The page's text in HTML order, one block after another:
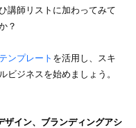
講師リストに加わってみて
？
ンプレート を活用し、スキ
ビジネスを始めましょう。
ザイン、ブランディングアシ